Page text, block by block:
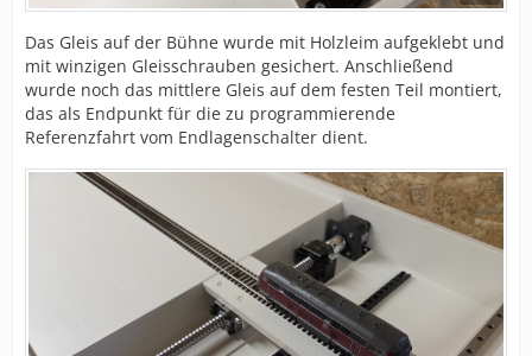
Das Gleis auf der Bühne wurde mit Holzleim aufgeklebt und
mit winzigen Gleisschrauben gesichert. Anschließend
wurde noch das mittlere Gleis auf dem festen Teil montiert,
das als Endpunkt für die zu programmierende
Referenzfahrt vom Endlagenschalter dient.